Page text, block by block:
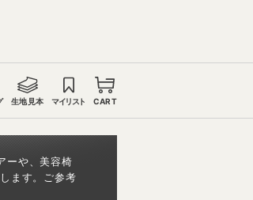
生地見本 マイリスト CART
ーや、美容椅
ます。ご参考